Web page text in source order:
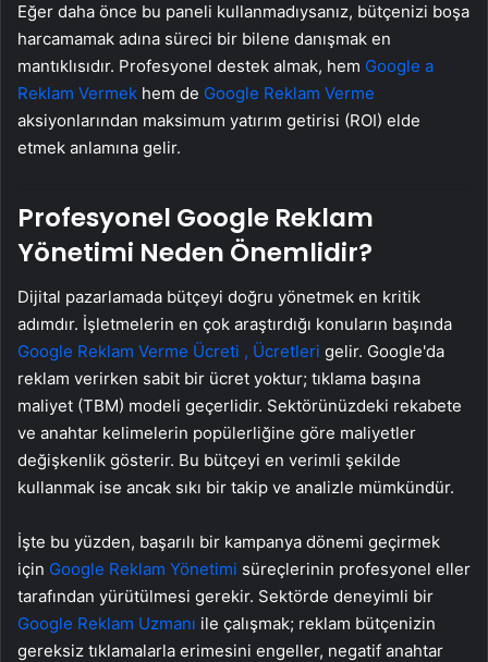
Eğer daha önce bu paneli kullanmadıysanız, bütçenizi boşa
harcamamak adına süreci bir bilene danışmak en
mantıklısıdır. Profesyonel destek almak, hem Google a
Reklam Vermek hem de Google Reklam Verme
aksiyonlarından maksimum yatırım getirisi (ROI) elde
etmek anlamına gelir.
Profesyonel Google Reklam
Yönetimi Neden Önemlidir?
Dijital pazarlamada bütçeyi doğru yönetmek en kritik
adımdır. İşletmelerin en çok araştırdığı konuların başında
Google Reklam Verme Ücreti , Ücretleri gelir. Google'da
reklam verirken sabit bir ücret yoktur; tıklama başına
maliyet (TBM) modeli geçerlidir. Sektörünüzdeki rekabete
ve anahtar kelimelerin popülerliğine göre maliyetler
değişkenlik gösterir. Bu bütçeyi en verimli şekilde
kullanmak ise ancak sıkı bir takip ve analizle mümkündür.
İşte bu yüzden, başarılı bir kampanya dönemi geçirmek
için Google Reklam Yönetimi süreçlerinin profesyonel eller
tarafından yürütülmesi gerekir. Sektörde deneyimli bir
Google Reklam Uzmanı ile çalışmak; reklam bütçenizin
gereksiz tıklamalarla erimesini engeller, negatif anahtar